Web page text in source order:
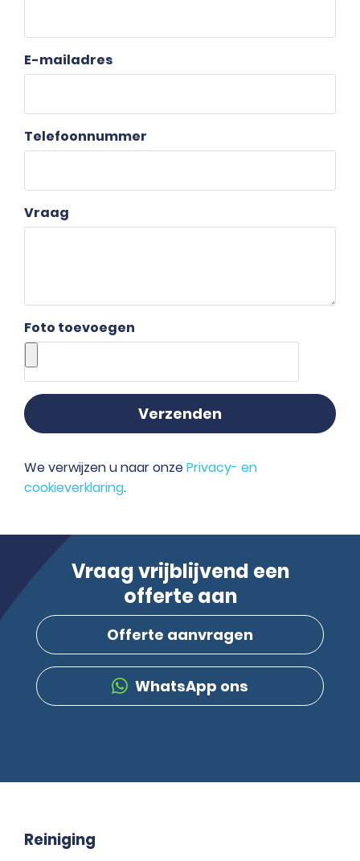
E-mailadres
Telefoonnummer
Vraag
Foto toevoegen
Verzenden
We verwijzen u naar onzePrivacy- en
cookieverklaring.
Vraag vrijblijvend een
offerte aan
Offerte aanvragen
WhatsApp ons
Reiniging